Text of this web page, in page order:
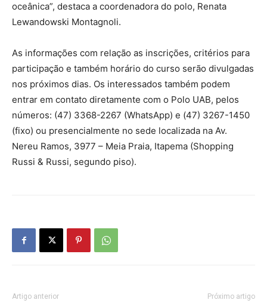
oceânica”, destaca a coordenadora do polo, Renata
Lewandowski Montagnoli.
As informações com relação as inscrições, critérios para
participação e também horário do curso serão divulgadas
nos próximos dias. Os interessados também podem
entrar em contato diretamente com o Polo UAB, pelos
números: (47) 3368-2267 (WhatsApp) e (47) 3267-1450
(fixo) ou presencialmente no sede localizada na Av.
Nereu Ramos, 3977 – Meia Praia, Itapema (Shopping
Russi & Russi, segundo piso).
Artigo anterior Próximo artigo